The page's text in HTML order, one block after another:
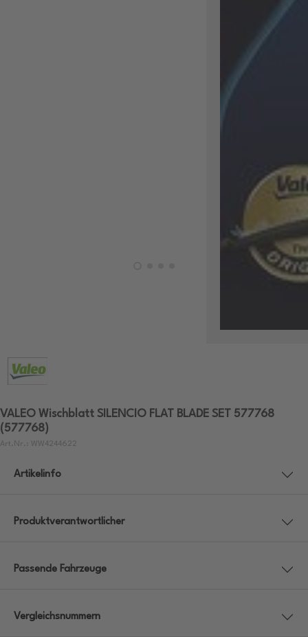
VALEO Wischblatt SILENCIO FLAT BLADE SET 577768
(577768)
Art.Nr.: WW4244622
Artikelinfo
Produktverantwortlicher
Passende Fahrzeuge
Vergleichsnummern